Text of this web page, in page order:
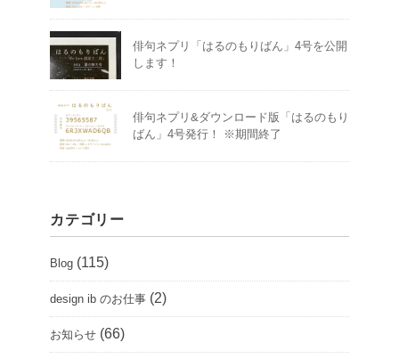
俳句ネプリ「はるのもりばん」4号を公開
します！
俳句ネプリ&ダウンロード版「はるのもり
ばん」4号発行！ ※期間終了
カテゴリー
Blog (115)
design ib のお仕事 (2)
お知らせ (66)